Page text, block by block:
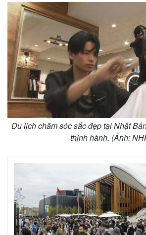
Du lịch chăm sóc sắc đẹp tại Nhật
thịnh hành. (Ảnh: